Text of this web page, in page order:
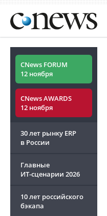
CNews FORUM
12 ноября
CNews AWARDS
12 ноября
30 лет рынку ERP
в России
Главные
ИТ-сценарии 2026
10 лет российского
бэкапа